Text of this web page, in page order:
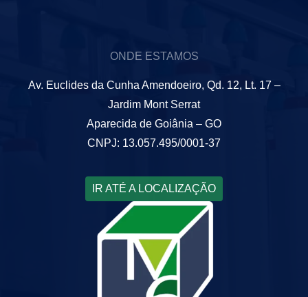
ONDE ESTAMOS
Av. Euclides da Cunha Amendoeiro, Qd. 12, Lt. 17 –
Jardim Mont Serrat
Aparecida de Goiânia – GO
CNPJ: 13.057.495/0001-37
IR ATÉ A LOCALIZAÇÃO